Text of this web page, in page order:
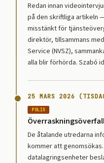
Redan innan
på den skriftliga artikeln
misstänkt för
direktör, tillsammans
Service (NVSZ),
alla blir förhörda. Szabó
25 MARS 2026
POLIS
De åtalande utredarna
kommer att
datalagringsenheter